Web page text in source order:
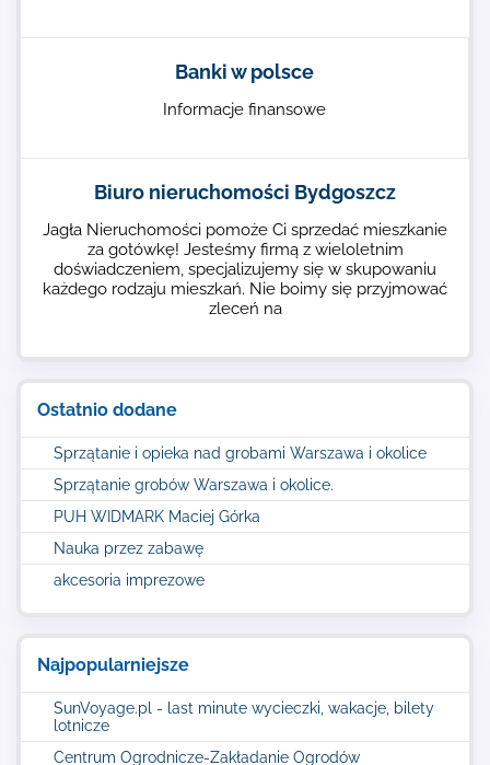
Ostatnio dodane
Sprzątanie i opieka nad grobami Warszawa i okolice
Sprzątanie grobów Warszawa i okolice.
PUH WIDMARK Maciej Górka
Nauka przez zabawę
akcesoria imprezowe
Najpopularniejsze
SunVoyage.pl - last minute wycieczki, wakacje, bilety
lotnicze
Centrum Ogrodnicze-Zakładanie Ogrodów
Banki w polsce
Informacje finansowe
Biuro nieruchomości Bydgoszcz
Jagła Nieruchomości pomoże Ci sprzedać mieszkanie
za gotówkę! Jesteśmy firmą z wieloletnim
doświadczeniem, specjalizujemy się w skupowaniu
każdego rodzaju mieszkań. Nie boimy się przyjmować
zleceń na